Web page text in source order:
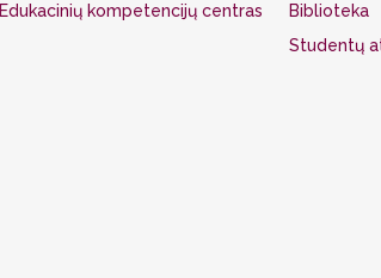
Edukacinių kompetencijų centras
Biblioteka
Studentų